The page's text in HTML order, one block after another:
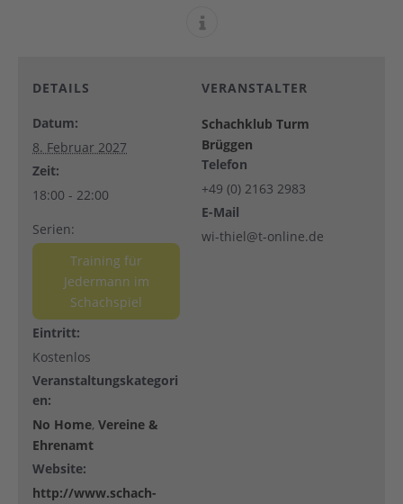
DETAILS
Datum:
8. Februar 2027
Zeit:
18:00 - 22:00
Serien:
Training für
Jedermann im
Schachspiel
Eintritt:
Kostenlos
Veranstaltungskategori
en:
No Home, Vereine &
Ehrenamt
Website:
http://www.schach-
VERANSTALTER
Schachklub Turm
Brüggen
Telefon
+49 (0) 2163 2983
E-Mail
wi-thiel@t-online.de